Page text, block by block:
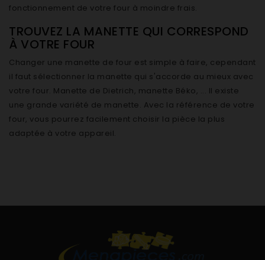
fonctionnement de votre four à moindre frais.
TROUVEZ LA MANETTE QUI CORRESPOND
À VOTRE FOUR
Changer une manette de four est simple à faire, cependant
il faut sélectionner la manette qui s'accorde au mieux avec
votre four. Manette de Dietrich, manette Béko, ... Il existe
une grande variété de manette. Avec la référence de votre
four, vous pourrez facilement choisir la pièce la plus
adaptée à votre appareil.